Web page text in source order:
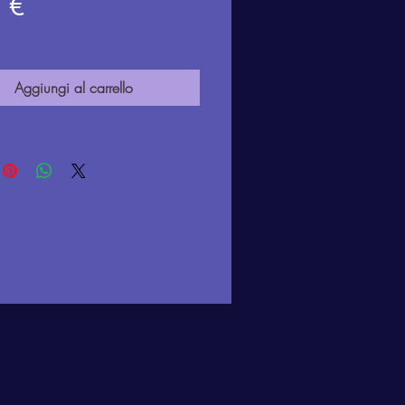
Aggiungi al carrello